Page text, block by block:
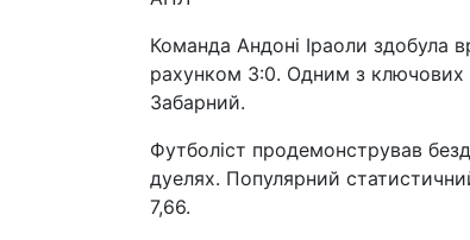
Команда Андоні Іраоли
рахунком 3:0. Одним з ключових
Забарний.
Футболіст продемонстрував
дуелях. Популярний
7,66.